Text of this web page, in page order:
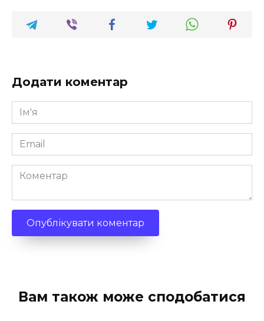
Додати коментар
Ім'я
*
Email
*
Коментар
Вам також може сподобатися